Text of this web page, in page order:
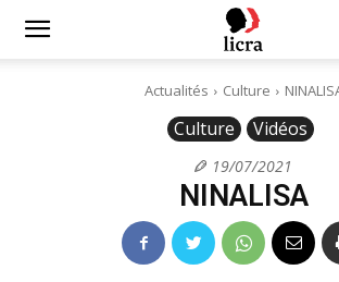
Licra
Actualités Culture
Culture Vidéos
19/07/2021
NINALISA